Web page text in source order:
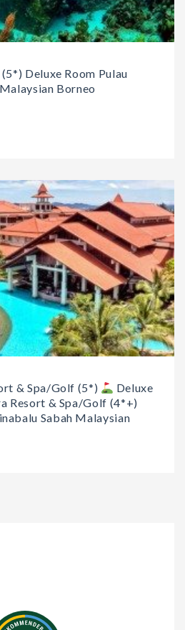
Deluxe Room Pulau
Borneo
& Spa/Golf (5*)
Deluxe
Resort & Spa/Golf (4*+)
Sabah Malaysian